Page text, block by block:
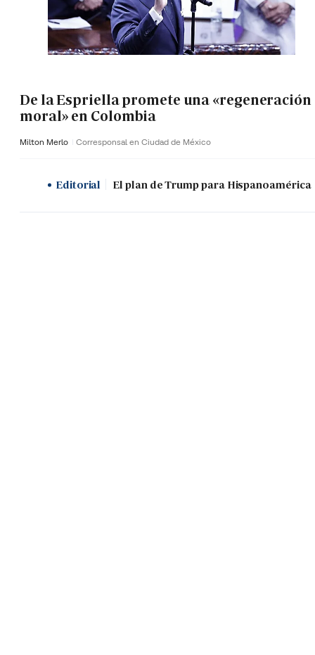
De la Espriella promete una «regeneración
moral» en Colombia
Milton Merlo Corresponsal en Ciudad de México
Editorial El plan de Trump para Hispanoamérica